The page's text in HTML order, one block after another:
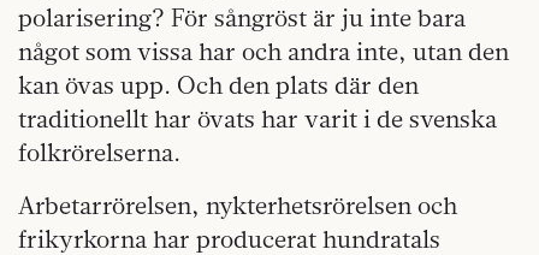
polarisering? För sångröst är ju inte bara
något som vissa har och andra inte, utan den
kan övas upp. Och den plats där den
traditionellt har övats har varit i de svenska
folkrörelserna.
Arbetarrörelsen, nykterhetsrörelsen och
frikyrkorna har producerat hundratals